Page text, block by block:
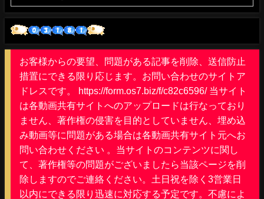
お客様からの要望、問題がある記事を削除、送信防止
措置にできる限り応じます。お問い合わせのサイトア
ドレスです。 https://form.os7.biz/f/c82c6596/ 当サイト
は各動画共有サイトへのアップロードは行なっており
ません、著作権の侵害を目的としていません、埋め込
み動画等に問題がある場合は各動画共有サイト元へお
問い合わせください 。当サイトのコンテンツに関し
て、著作権等の問題がございましたら当該ページを削
除しますのでご連絡ください。土日祝を除く3営業日
以内にできる限り迅速に対応する予定です。不慮によ